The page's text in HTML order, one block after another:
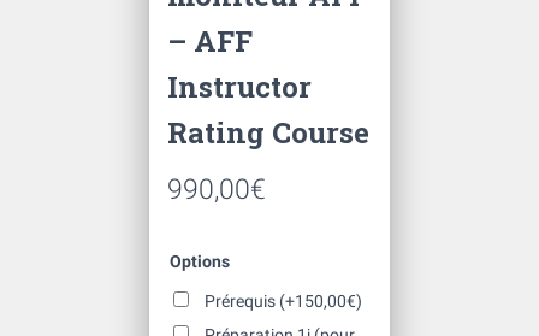
– AFF
Instructor
Rating Course
990,00€
Options
Prérequis (+150,00€)